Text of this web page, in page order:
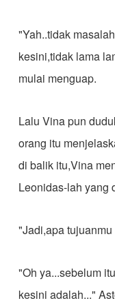
"Yah..tidak
kesini,tidak lama
mulai menguap.
Lalu Vina pun
orang itu
di balik itu,Vina
Leonidas-lah yang
"Jadi,apa
"Oh ya...sebelum
kesini adalah..."